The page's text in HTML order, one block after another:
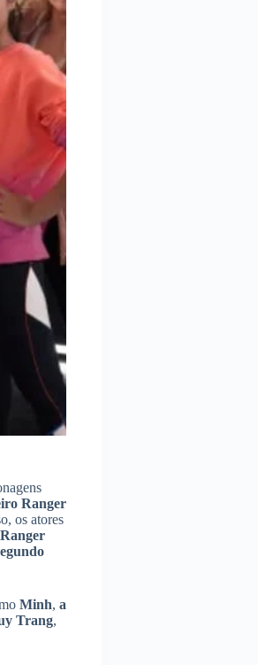
Ranger
os atores
Minh, a
Trang,